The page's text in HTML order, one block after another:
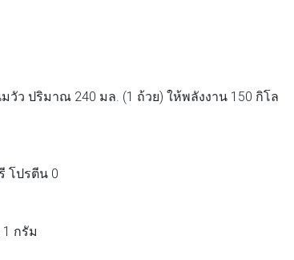
ปริมาณ 240 มล. (1 ถ้วย) ให้พลังงาน 150 กิโล
โปรตีน 0
กรัม